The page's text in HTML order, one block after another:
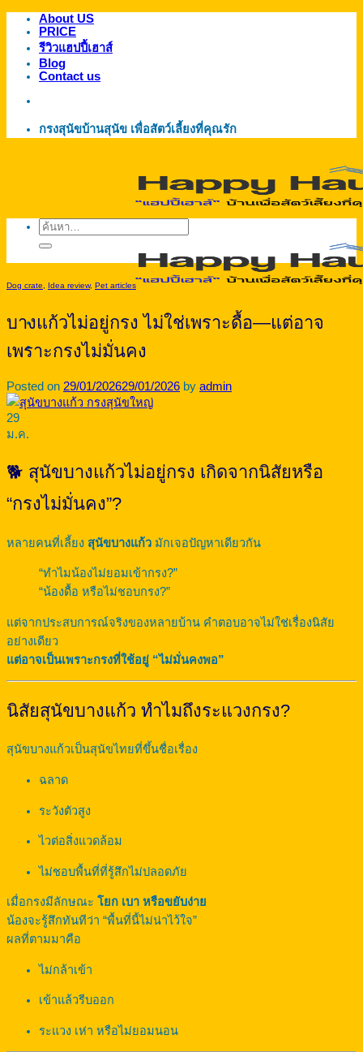
ข้าม
เนื้อหา
About US
PRICE
รีวิวแฮปปี้เฮาส์
Blog
Contact us
กรงสุนัขบ้านสุนัข เพื่อสัตว์เลี้ยงที่คุณรัก
ค้นหา:
Dog crate, Idea review, Pet articles
บางแก้วไม่อยู่กรง ไม่ใช่เพราะดื้อ—แต่อาจ
เพราะกรงไม่มั่นคง
Posted on 29/01/202629/01/2026 by admin
29
ม.ค.
🐕 สุนัขบางแก้วไม่อยู่กรง เกิดจากนิสัยหรือ
“กรงไม่มั่นคง”?
หลายคนที่เลี้ยง สุนัขบางแก้ว มักเจอปัญหาเดียวกัน
“ทำไมน้องไม่ยอมเข้ากรง?”
“น้องดื้อ หรือไม่ชอบกรง?”
แต่จากประสบการณ์จริงของหลายบ้าน คำตอบอาจไม่ใช่เรื่องนิสัย
อย่างเดียว
แต่อาจเป็นเพราะกรงที่ใช้อยู่ “ไม่มั่นคงพอ”
นิสัยสุนัขบางแก้ว ทำไมถึงระแวงกรง?
สุนัขบางแก้วเป็นสุนัขไทยที่ขึ้นชื่อเรื่อง
ฉลาด
ระวังตัวสูง
ไวต่อสิ่งแวดล้อม
ไม่ชอบพื้นที่ที่รู้สึกไม่ปลอดภัย
เมื่อกรงมีลักษณะ โยก เบา หรือขยับง่าย
น้องจะรู้สึกทันทีว่า “พื้นที่นี้ไม่น่าไว้ใจ”
ผลที่ตามมาคือ
ไม่กล้าเข้า
เข้าแล้วรีบออก
ระแวง เห่า หรือไม่ยอมนอน